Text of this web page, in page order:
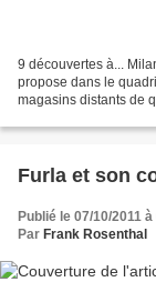
9 découvertes à...
propose dans le
magasins distants de
Furla et son
Publié le 07/10/2011
Par Frank Rosenthal